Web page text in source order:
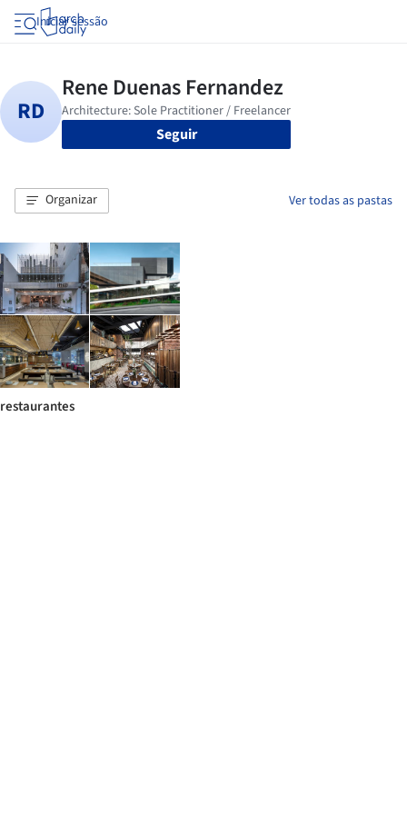
Iniciar sessão
Seguir
Organizar Ver todas as pastas
restaurantes